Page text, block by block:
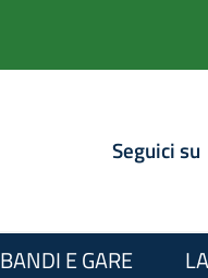
Seguici su
BANDI E GARE